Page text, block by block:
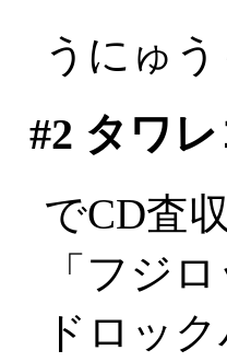
うにゅ
#2 タワレ
でCD査収
「フジ
ドロッ